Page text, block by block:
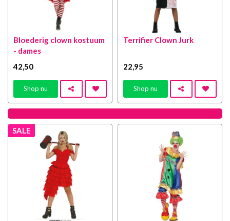
Bloederig clown kostuum
- dames
42,50
Shop nu
Terrifier Clown Jurk
22,95
Shop nu
SALE